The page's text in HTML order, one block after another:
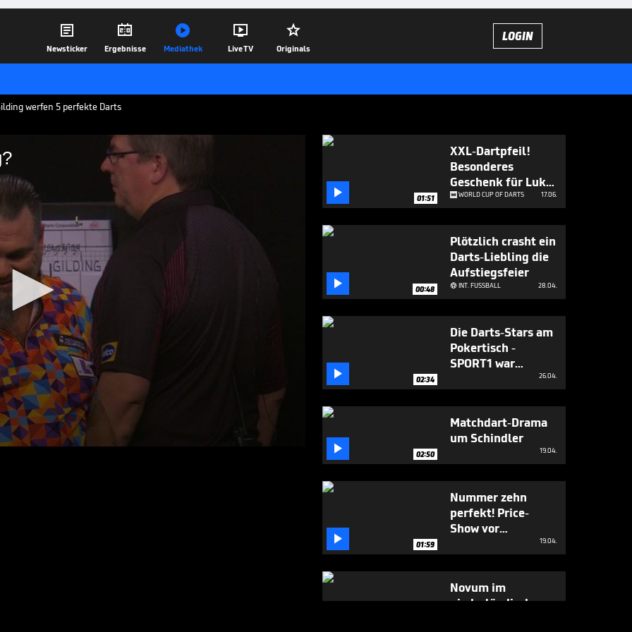

Newsticker

Ergebnisse

Mediathek

Live TV

Originals
LOGIN
werfen 5 perfekte Darts
Leg?
und Andrew Gilding werfen beide
Leg.
 01:51
XXL-Dartpfeil!
Besonderes
Geschenk für Luke
Littler
WORLD CUP OF DARTS 17.06.
 00:48
Plötzlich crasht ein
Darts-Liebling die
Aufstiegsfeier
 INT. FUSSBALL 28.04.
 02:34
Die Darts-Stars am
Pokertisch -
SPORT1 war
26.04.
 02:50
Matchdart-Drama
um Schindler
19.04.
 01:59
Nummer zehn
perfekt! Price-
Show vor
19.04.
Novum im
niederländischen